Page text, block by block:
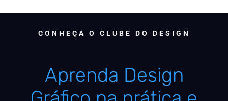
CONHEÇA O CLUBE DO DESIGN
Aprenda Design